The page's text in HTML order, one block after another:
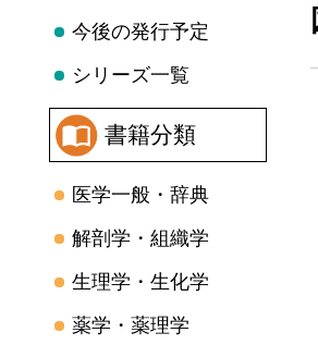
今後の発行予定
シリーズ一覧
書籍分類
医学一般・辞典
解剖学・組織学
生理学・生化学
薬学・薬理学